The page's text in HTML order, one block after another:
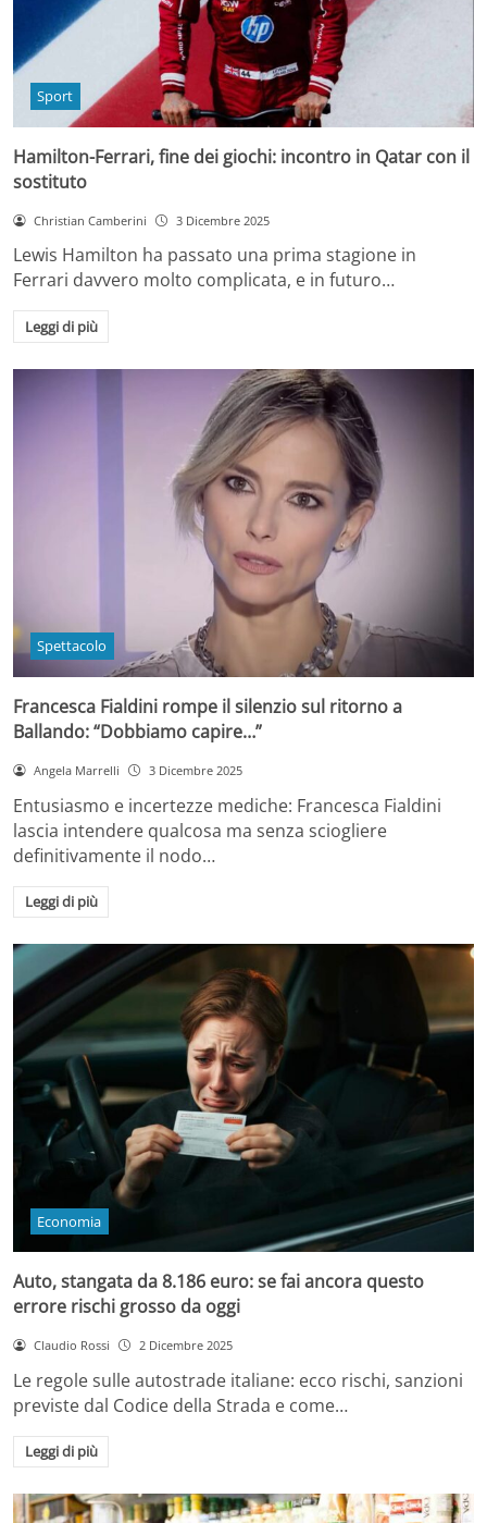
Sport
Hamilton-Ferrari, fine dei giochi: incontro in Qatar con il
sostituto
Christian Camberini 3 Dicembre 2025
Lewis Hamilton ha passato una prima stagione in
Ferrari davvero molto complicata, e in futuro…
Leggi di più
Spettacolo
Francesca Fialdini rompe il silenzio sul ritorno a
Ballando: “Dobbiamo capire…”
Angela Marrelli 3 Dicembre 2025
Entusiasmo e incertezze mediche: Francesca Fialdini
lascia intendere qualcosa ma senza sciogliere
definitivamente il nodo…
Leggi di più
Economia
Auto, stangata da 8.186 euro: se fai ancora questo
errore rischi grosso da oggi
Claudio Rossi 2 Dicembre 2025
Le regole sulle autostrade italiane: ecco rischi, sanzioni
previste dal Codice della Strada e come…
Leggi di più